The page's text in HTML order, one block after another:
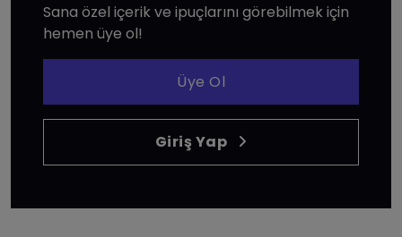
Sana özel içerik ve ipuçlarını görebilmek için
hemen üye ol!
Üye Ol
Giriş Yap